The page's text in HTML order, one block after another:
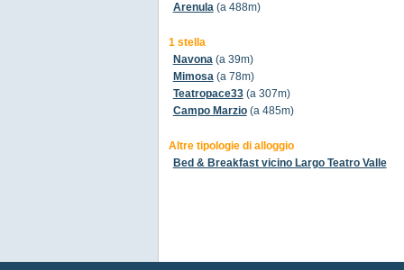
Arenula(a 488m)
1 stella
Navona(a 39m)
Mimosa(a 78m)
Teatropace33(a 307m)
Campo Marzio(a 485m)
Altre tipologie di alloggio
Bed & Breakfast vicino Largo Teatro Valle